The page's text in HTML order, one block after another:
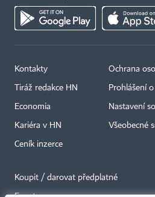
Kontakty
Tiráž redakce HN
Economia
Kariéra v HN
Ceník inzerce
Ochrana
Prohlášení
Nastavení
Všeobecné
Koupit / darovat předplatné